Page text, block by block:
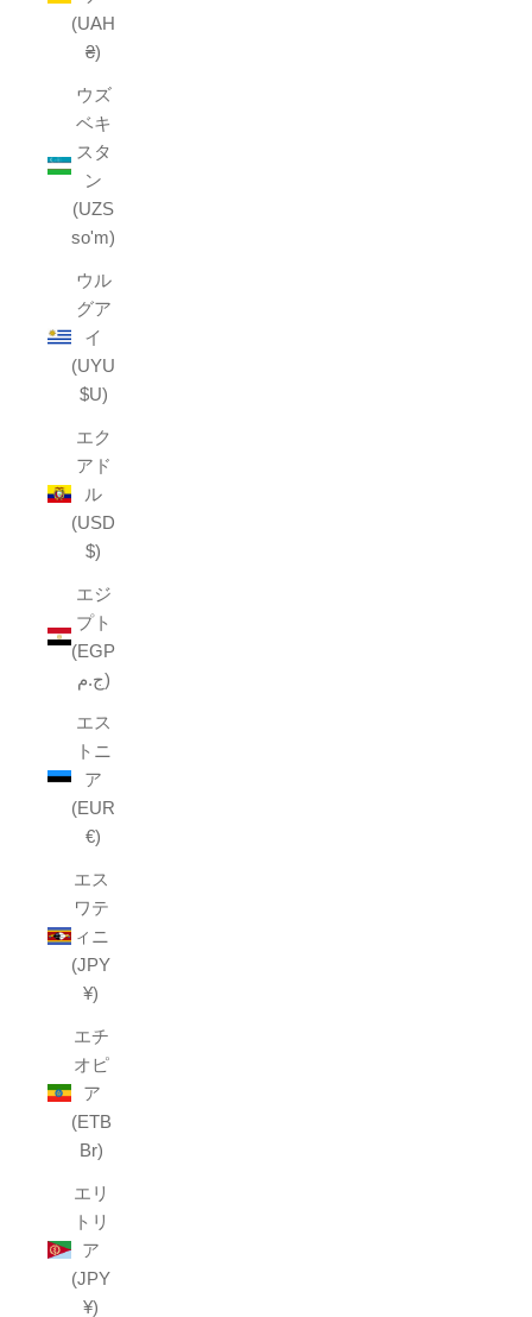
(UAH
₴)
ウズ
ベキ
スタ
ン
(UZS
so'm)
ウル
グア
イ
(UYU
$U)
エク
アド
ル
(USD
$)
エジ
プト
(EGP
ج.م)
エス
トニ
ア
(EUR
€)
エス
ワテ
ィニ
(JPY
¥)
エチ
オピ
ア
(ETB
Br)
エリ
トリ
ア
(JPY
¥)